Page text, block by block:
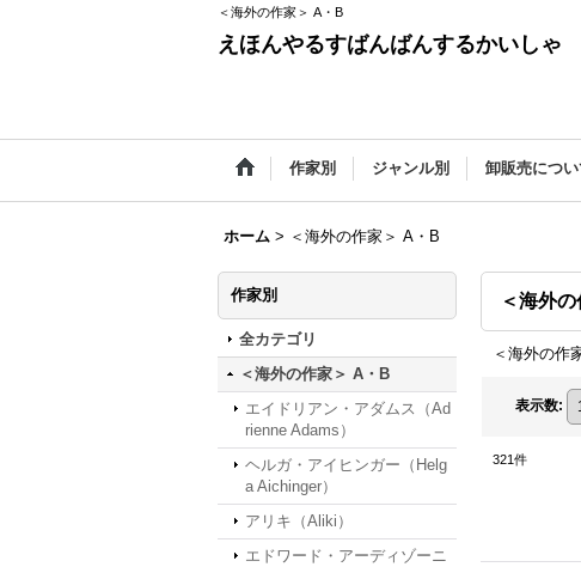
＜海外の作家＞ A・B
えほんやるすばんばんするかいしゃ
作家別 ジャンル別 卸販売につい
ホーム > ＜海外の作家＞ A・B
作家別
全カテゴリ
＜海外の作家＞ A・B
エイドリアン・アダムス（Ad
rienne Adams）
ヘルガ・アイヒンガー（Helg
a Aichinger）
アリキ（Aliki）
エドワード・アーディゾーニ
＜海外
＜海外の作
表示数:
321件